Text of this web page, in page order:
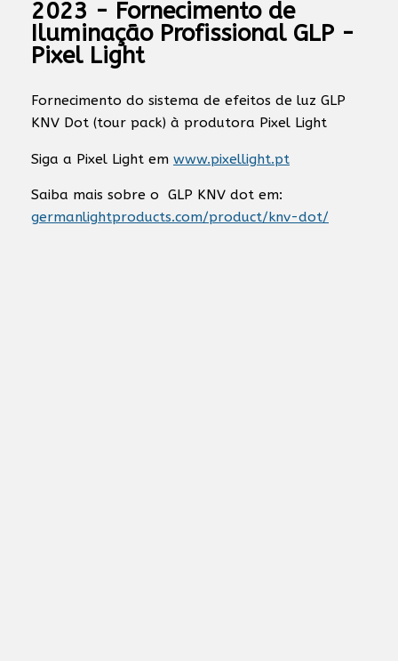
2023 - Fornecimento de
Iluminação Profissional GLP -
Pixel Light
Fornecimento do sistema de efeitos de luz GLP
KNV Dot (tour pack) à produtora Pixel Light
Siga a Pixel Light em www.pixellight.pt
Saiba mais sobre o GLP KNV dot em:
germanlightproducts.com/product/knv-dot/